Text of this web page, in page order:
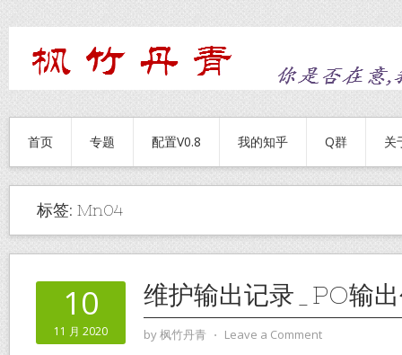
首页 专题 配置V0.8 我的知乎 Q群 关
标签: Mn04
10
11 月 2020
维护输出记录_PO输
by枫竹丹青 ⋅ Leave a Comment